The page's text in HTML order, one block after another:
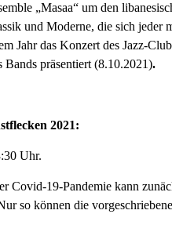
„Masaa“ um den
und Moderne, die sich jeder
Jahr das Konzert des Jazz-
Bands präsentiert (8.10.2021).
2021:
Uhr.
Covid-19-Pandemie kann
so können die